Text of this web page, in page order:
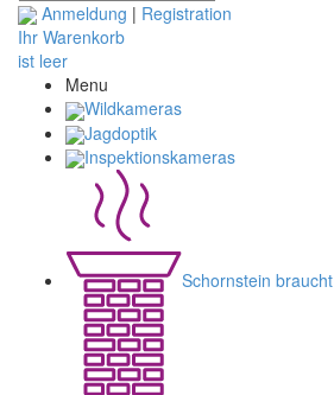
Anmeldung | Registration
Ihr Warenkorb
ist leer
Menu
Wildkameras
Jagdoptik
Inspektionskameras
Schornstein braucht